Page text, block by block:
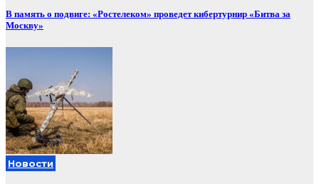
В память о подвиге: «Ростелеком» проведет кибертурнир «Битва за
Москву»
Новости